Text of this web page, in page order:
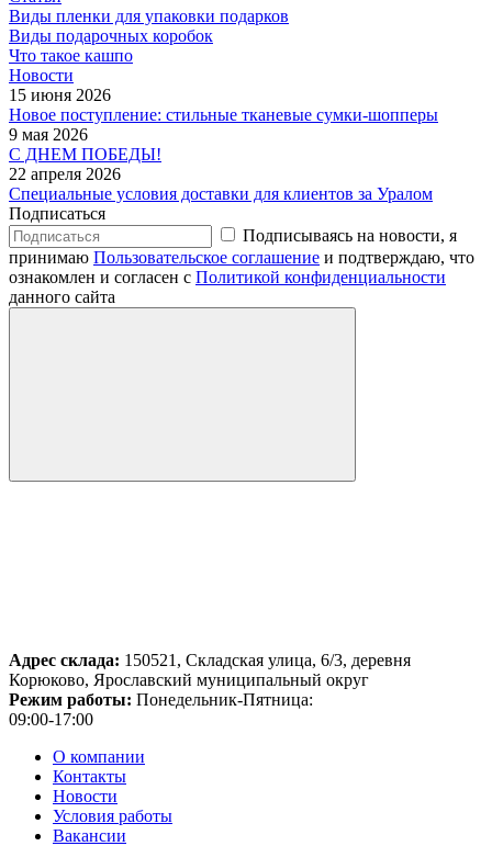
Виды пленки для упаковки подарков
Виды подарочных коробок
Что такое кашпо
Новости
15 июня 2026
Новое поступление: стильные тканевые сумки-шопперы
9 мая 2026
С ДНЕМ ПОБЕДЫ!
22 апреля 2026
Специальные условия доставки для клиентов за Уралом
Подписаться
Подписываясь на новости, я
принимаю Пользовательское соглашение и подтверждаю, что
ознакомлен и согласен с Политикой конфиденциальности
данного сайта
Адрес склада: 150521, Складская улица, 6/3, деревня
Корюково, Ярославский муниципальный округ
Режим работы: Понедельник-Пятница:
09:00-17:00
О компании
Контакты
Новости
Условия работы
Вакансии